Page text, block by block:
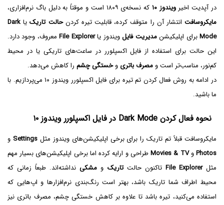
در آپدیت اخیرویندوز ۱۰
که نسخه‌ی ۱۸۰۹ است و موقتاً به دلیل باگ نرم‌افزاری،
مایکروسافتانتشار آن را متوقف کرده، قابلیت تیره کردنحالت تاریکیا Dark
Modeبرای اپلیکیشنمدیریت فایلویندوز یاFile Explorerمعروف، وجود دارد.
این حالت برای استفاده از فایل اکسپلورر در ساعت‌های تاریکی یا در محیط
کم‌نور، مناسب‌تر است و مصرف باتری وخستگی چشم را کاهش می‌دهد.
در ادامه به روش فعال کردن تم تیره برای فایل اکسپلورر ویندوز ۱۰ می‌پردازیم. با
ما باشید.
نحوه فعال کردن Dark Mode در فایل اکسپلورر ویندوز ۱۰
مایکروسافت قبلاً تم تاریک را برای برخی اپلیکیشن‌های ویندوز مثلSettings و
PhotosوMovies & TVطراحی و ارایه کرده اما برخی اپلیکیشن‌های بسیار مهم
مثلFile Explorer تاکنون حالتتاریک و مشکینداشته‌اند. طبعاً زمانی که
محیط اطراف شما تاریک باشد، بهتر است رنگ‌بندی نرم‌افزارها و اپ‌هایی که
استفاده می‌کنید، تیره باشد تا علاوه بر کاهش خستگی چشم، مصرف باتری نیز